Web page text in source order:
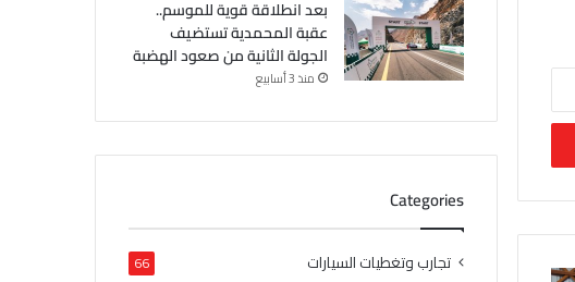
بعد انطلاقة قوية للموسم..
عقبة المحمدية تستضيف
الجولة الثانية من صعود الهضبة
منذ 3 أسابيع
Categories
تجارب وتغطيات السيارات 66